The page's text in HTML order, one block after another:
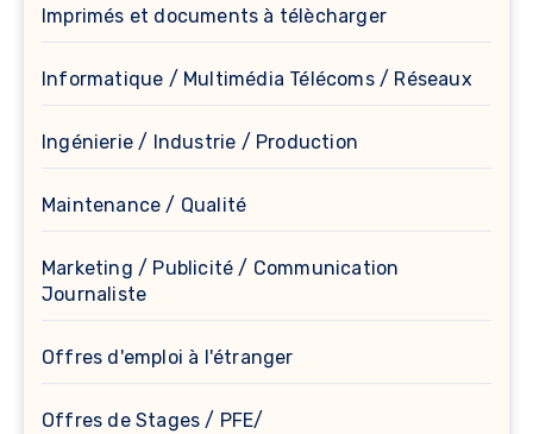
Imprimés et documents à télècharger
Informatique / Multimédia Télécoms / Réseaux
Ingénierie / Industrie / Production
Maintenance / Qualité
Marketing / Publicité / Communication
Journaliste
Offres d'emploi à l'étranger
Offres de Stages / PFE/